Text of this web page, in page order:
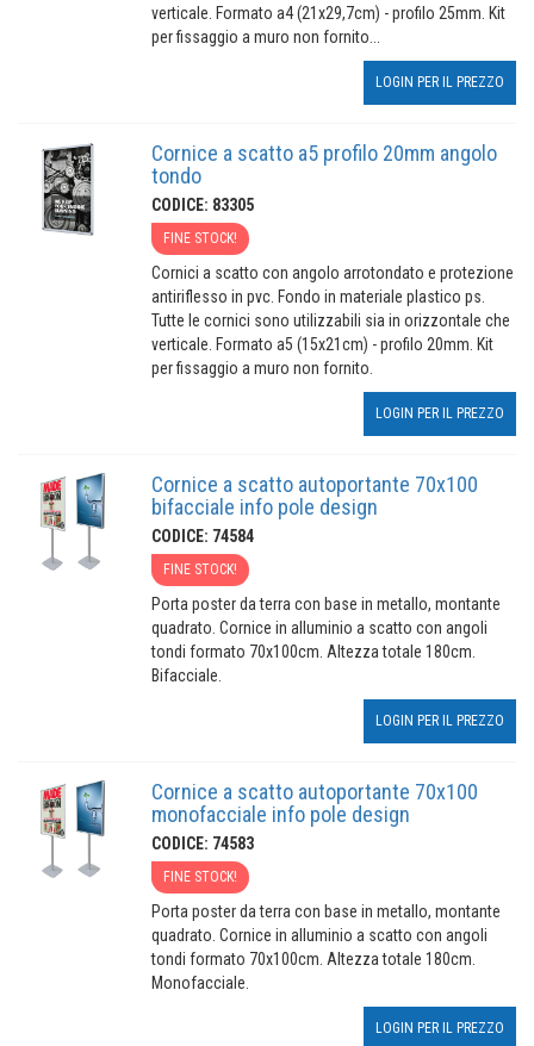
verticale. Formato a4 (21x29,7cm) - profilo 25mm. Kit
per fissaggio a muro non fornito...
LOGIN PER IL PREZZO
Cornice a scatto a5 profilo 20mm angolo
tondo
CODICE: 83305
FINE STOCK!
Cornici a scatto con angolo arrotondato e protezione
antiriflesso in pvc. Fondo in materiale plastico ps.
Tutte le cornici sono utilizzabili sia in orizzontale che
verticale. Formato a5 (15x21cm) - profilo 20mm. Kit
per fissaggio a muro non fornito.
LOGIN PER IL PREZZO
Cornice a scatto autoportante 70x100
bifacciale info pole design
CODICE: 74584
FINE STOCK!
Porta poster da terra con base in metallo, montante
quadrato. Cornice in alluminio a scatto con angoli
tondi formato 70x100cm. Altezza totale 180cm.
Bifacciale.
LOGIN PER IL PREZZO
Cornice a scatto autoportante 70x100
monofacciale info pole design
CODICE: 74583
FINE STOCK!
Porta poster da terra con base in metallo, montante
quadrato. Cornice in alluminio a scatto con angoli
tondi formato 70x100cm. Altezza totale 180cm.
Monofacciale.
LOGIN PER IL PREZZO